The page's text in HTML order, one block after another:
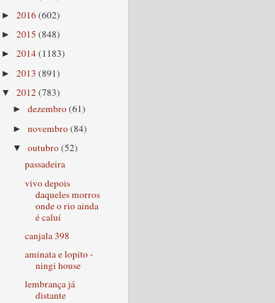
► 2016(602)
► 2015 (848)
► 2014(1183)
► 2013 (891)
▼ 2012(783)
►dezembro(61)
►novembro(84)
▼outubro(52)
passadeira
vivo depois
daqueles morros
onde o rio ainda
é caluí
canjala 398
aminata e lopito -
ningi house
lembrança já
distante